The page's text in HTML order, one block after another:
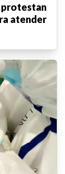
protestan
atender